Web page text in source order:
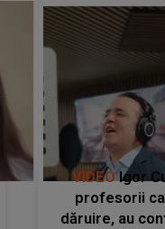
VIDEOIgor
profesorii
dăruire, au